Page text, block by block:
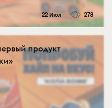
22 Июл 278
продукт